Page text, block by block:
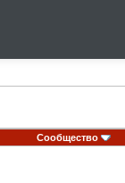
Сообщество